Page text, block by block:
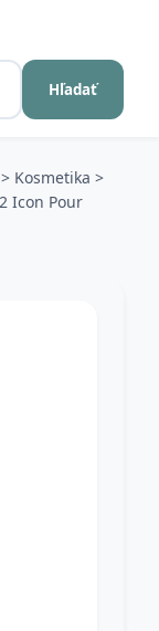
Hľadať
Kosmetika >
Icon Pour